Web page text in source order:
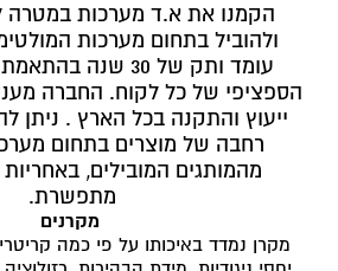
הקמנו את א.ד מערכות במטרה
ולהוביל בתחום מערכות
עומד ותק של 30
הספציפי של כל לקוח. החברה
ייעוץ והתקנה בכל הארץ . ניתן
רחבה של מוצרים בתחום
מהמותגים המובילים, באחריות
מתפשרת.
מקרנים
מקרן נמדד באיכותו על פי כמה